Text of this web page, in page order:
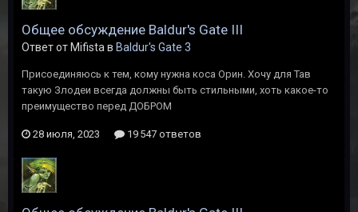
Общее обсуждение Baldur's Gate III
Ответ от Mifista в Baldur's Gate 3
Присоединяюсь к тем, кому нужна коса Орин. Хочу для Тав
такую Злодеи всегда должны быть стильными, хоть какое-то
преимущество перед ДОБРОМ
28 июля, 2023 19 547 ответов